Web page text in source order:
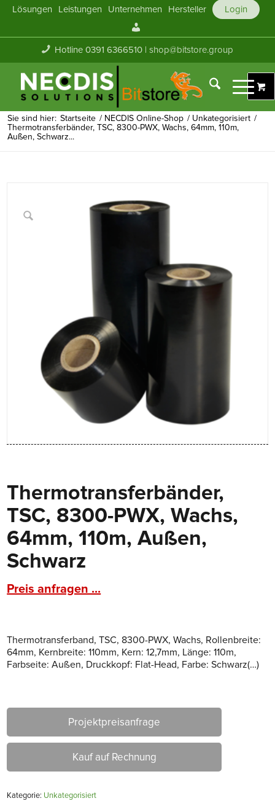
Lösungen Leistungen Unternehmen Hersteller
Login
Konto
Hotline 0391 6366510 |shop@bitstore.group
Sie sind hier: Startseite / NECDIS Online-Shop / Unkategorisiert /
Thermotransferbänder, TSC, 8300-PWX, Wachs, 64mm, 110m,
Außen, Schwarz...
Thermotransferbänder,
TSC, 8300-PWX, Wachs,
64mm, 110m, Außen,
Schwarz
Preis anfragen ...
Thermotransferband, TSC, 8300-PWX, Wachs, Rollenbreite:
64mm, Kernbreite: 110mm, Kern: 12,7mm, Länge: 110m,
Farbseite: Außen, Druckkopf: Flat-Head, Farbe: Schwarz(…)
Projektpreisanfrage
Kauf auf Rechnung
Kategorie: Unkategorisiert